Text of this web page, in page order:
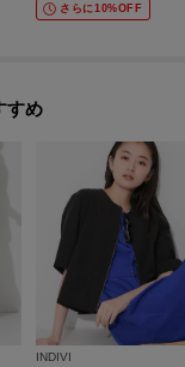
さらに10%OFF
すめ
INDIVI